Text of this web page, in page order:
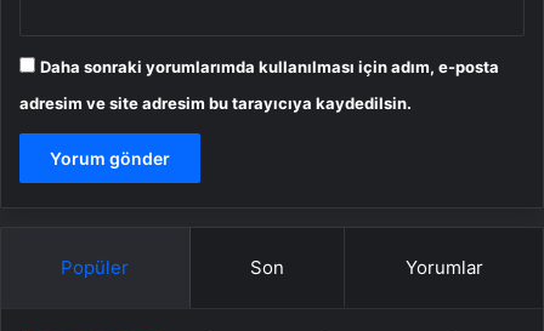
Daha sonraki yorumlarımda kullanılması için adım, e-posta
adresim ve site adresim bu tarayıcıya kaydedilsin.
Popüler Son Yorumlar